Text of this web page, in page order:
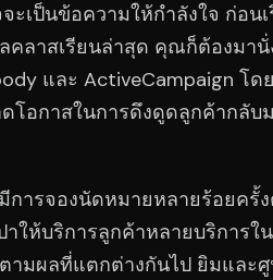
เป็นข้อความให้กำลังใจ ก่อน
ลาสเรียนล่าสุด คุณก็ต้องมา
และ ActiveCampaign โด
โอกาสในการดึงดูดลูกค้ากลับ
การจองนัดหมายหลายร้อยครั้
ให้บริการลูกค้าหลายบริการใ
ามผลที่แตกต่างกันไป ยิมและ